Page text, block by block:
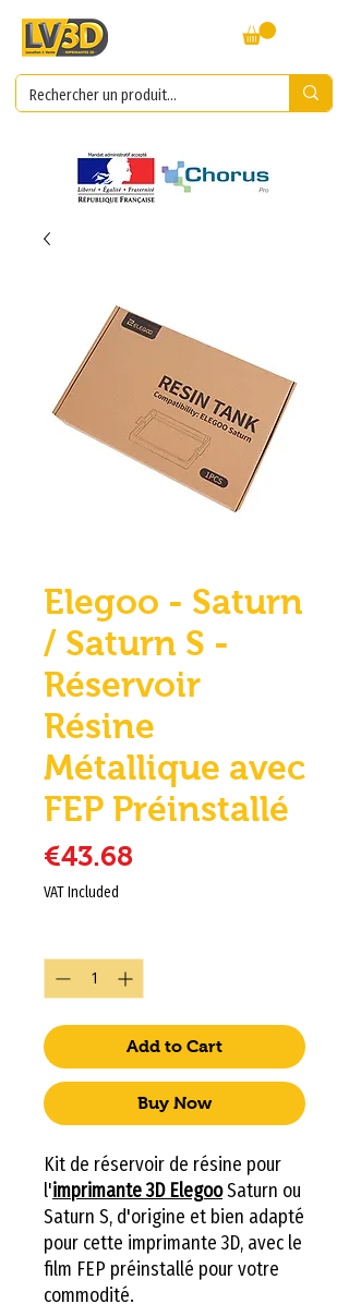
Elegoo - Saturn
/ Saturn S -
Réservoir
Résine
Métallique avec
FEP Préinstallé
€43.68
VAT Included
Add to Cart
Buy Now
Kit de réservoir de résine pour
l'imprimante 3D ElegooSaturn ou
Saturn S, d'origine et bien adapté
pour cette imprimante 3D, avec le
film FEP préinstallé pour votre
commodité.